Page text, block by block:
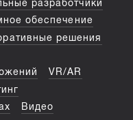
разработчики
обеспечение
решения
VR/AR
Видео